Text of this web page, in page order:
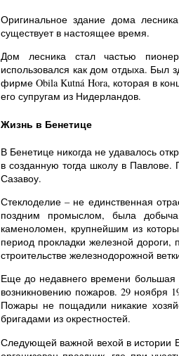
Оригинальное здание дома
существует в настоящее время.
Дом лесника стал частью
использовался как дом отдыха. Был
фирме Obila Kutná Hora, которая в
его супругам из Нидерландов.
Жизнь в Бенетице
В Бенетице никогда не удавалось
в созданную тогда школу в
Сазавоу.
Стеклоделие – не единственная
поздним промыслом, была
каменоломен, крупнейшим из
период прокладки железной дороги,
строительстве железнодорожной
Еще до недавнего времени большая
возникновению пожаров. 29 ноября
Пожары не пощадили никакие
бригадами из окрестностей.
Следующей важной вехой в истории